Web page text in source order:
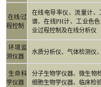
在线/过
程控制
在线电导率仪、流量计
谱、在线PH计、工业色
业过程控制及在线分析仪
环境监
测仪器
水质分析仪、气体检测仪
生命科
学仪器
分子生物学仪器、微生物
细胞生物学仪器、临床检